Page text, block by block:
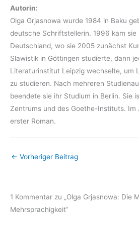
Autorin:
Olga Grjasnowa wurde 1984 in Baku
deutsche Schriftstellerin. 1996 kam sie
Deutschland, wo sie 2005 zunächst
Slawistik in Göttingen studierte, dann
Literaturinstitut Leipzig wechselte, um
zu studieren. Nach mehreren
beendete sie ihr Studium in Berlin. Sie
Zentrums und des Goethe-Instituts. Im
erster Roman.
← Vorheriger Beitrag
1 Kommentar zu „Olga Grjasnowa: Die
Mehrsprachigkeit“